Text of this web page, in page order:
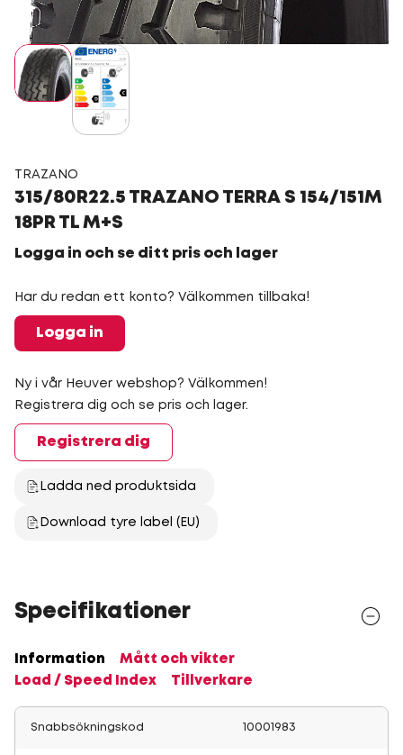
TRAZANO
315/80R22.5 TRAZANO TERRA S 154/151M
18PR TL M+S
Logga in och se ditt pris och lager
Har du redan ett konto? Välkommen tillbaka!
Logga in
Ny i vår Heuver webshop? Välkommen!
Registrera dig och se pris och lager.
Registrera dig
Ladda ned produktsida
Download tyre label (EU)
Specifikationer
Information
Mått och vikter
Load / Speed Index
Tillverkare
Snabbsökningskod 10001983